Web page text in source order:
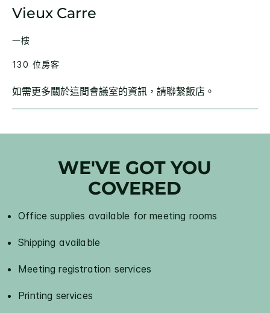
Vieux Carre
如需更多關於這間會議室的資訊，請聯繫飯店。
一樓
130 位房客
WE'VE GOT YOU
COVERED
Office supplies available for meeting rooms
Shipping available
Meeting registration services
Printing services